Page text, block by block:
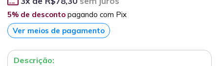
5% de desconto pagando com Pix
Ver meios de pagamento
Descrição: